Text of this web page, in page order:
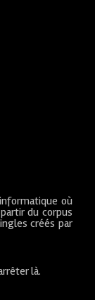
où
du corpus
créés par
là.